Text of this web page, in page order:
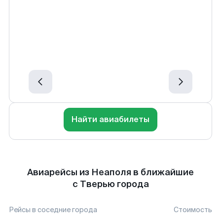
Найти авиабилеты
Авиарейсы из Неаполя в ближайшие
с Тверью города
Рейсы в соседние города Стоимость